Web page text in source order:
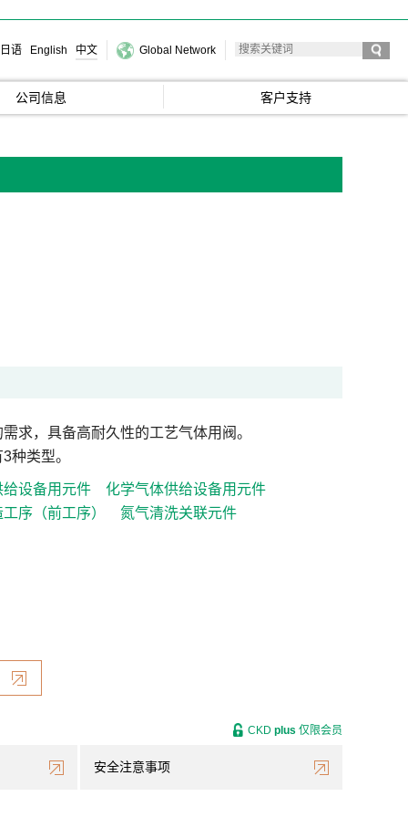
日语 English 中文 Global Network
公司信息 客户支持
求，具备高耐久性的工艺气体用阀。
种类型。
设备用元件
化学气体供给设备用元件
序（前工序）
氮气清洗关联元件
安全注意事项
CKD plus 仅限会员